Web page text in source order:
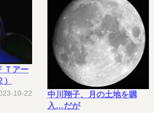
Ｔアー
10-22
中川翔子、月の土地を購
入…だが